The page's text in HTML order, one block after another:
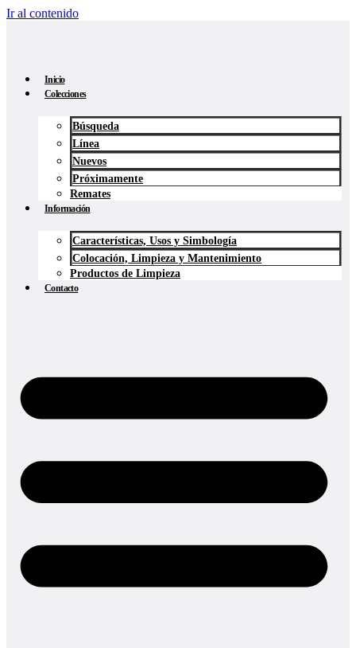
Ir al contenido
Inicio
Colecciones
Búsqueda
Línea
Nuevos
Próximamente
Remates
Información
Características, Usos y Simbología
Colocación, Limpieza y Mantenimiento
Productos de Limpieza
Contacto